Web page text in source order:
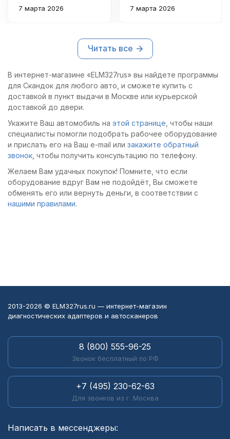
заявленные функции
диагностировал свой
необходимые
адаптации.
7 марта 2026
заявленные функции
понятный. С её
помощью быстро
диагностировал свой
необходимые
адаптации.
7 марта 2026
Читать все
В интернет-магазине «ELM327rus» вы найдете программы
для Скандок для любого авто, и сможете купить с
доставкой в пункт выдачи в Москве или курьерской
доставкой до двери.
Укажите Ваш автомобиль на этой странице , чтобы наши
специалисты помогли подобрать рабочее оборудование
и прислать его на Ваш e-mail или закажите обратный
звонок , чтобы получить консультацию по телефону.
Желаем Вам удачных покупок! Помните, что если
оборудование вдруг Вам не подойдёт, Вы сможете
обменять его или вернуть деньги, в соответствии с
нашими правилами.
2013-2026 © ELM327rus.ru — интернет-магазин
диагностических адаптеров и автосканеров
8 (800) 555-96-25
Звонок бесплатный по РФ
+7 (495) 230-62-63
Для звонков из г. Москва
Написать в мессенджеры: